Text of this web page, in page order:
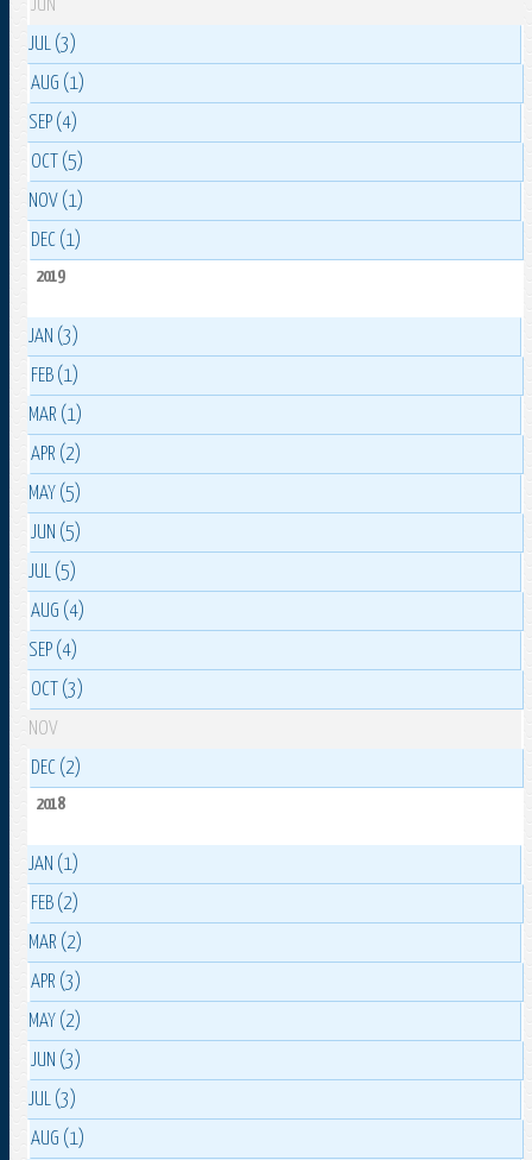
JUN
JUL (3)
AUG (1)
SEP (4)
OCT (5)
NOV (1)
DEC (1)
2019
JAN (3)
FEB (1)
MAR (1)
APR (2)
MAY (5)
JUN (5)
JUL (5)
AUG (4)
SEP (4)
OCT (3)
NOV
DEC (2)
2018
JAN (1)
FEB (2)
MAR (2)
APR (3)
MAY (2)
JUN (3)
JUL (3)
AUG (1)